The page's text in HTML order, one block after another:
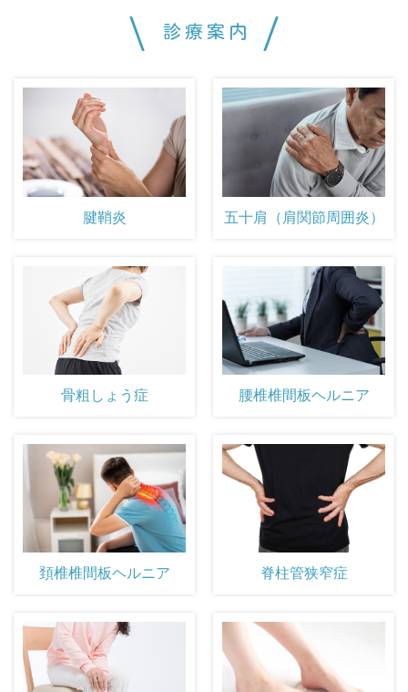
診療案内
腱鞘炎 五十肩（肩関節周囲炎）
骨粗しょう症 腰椎椎間板ヘルニア
頚椎椎間板ヘルニア 脊柱管狭窄症